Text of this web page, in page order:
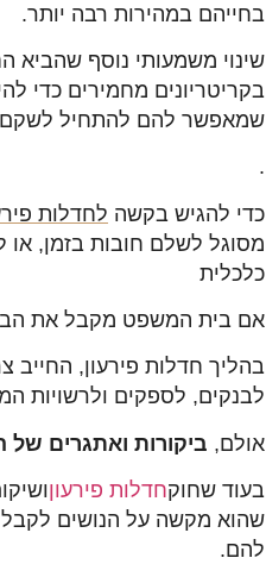
בחייהם במהירות רבה יותר.
שינוי משמעותי נוסף שהביא
בקריטריונים מחמירים כדי
שמאפשר להם להתחיל לשקם
.
כדי להגיש בקשה לחדלות
מסוגל לשלם חובות בזמן, או
כלכלית
אם בית המשפט מקבל את
לבנקים, לספקים ולרשויות
אולם, ביקורות ואתגרים
בעוד שחוקחדלות פירעון
שהוא מקשה על הנושים
להם.